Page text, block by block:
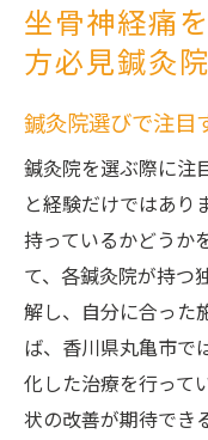
坐骨神経痛
方必見鍼灸
鍼灸院選びで注目
鍼灸院を選ぶ際に注
と経験だけではあり
持っているかどうか
て、各鍼灸院が持つ
解し、自分に合った
ば、香川県丸亀市で
化した治療を行って
状の改善が期待でき